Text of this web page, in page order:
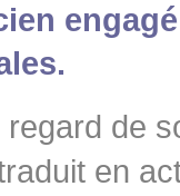
regard de
en